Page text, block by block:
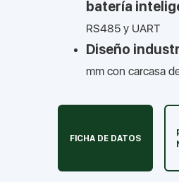
batería
RS485 y UART
Diseño
mm con carcasa
FICHA DE DATOS